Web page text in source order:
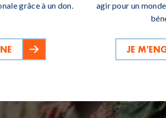
grâce à un don.
agir pour un
JE